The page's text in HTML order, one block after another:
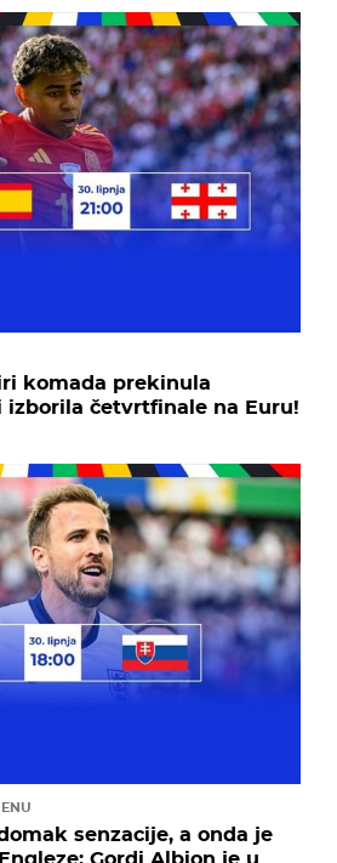
komada prekinula
četvrtfinale na Euru!
senzacije, a onda je